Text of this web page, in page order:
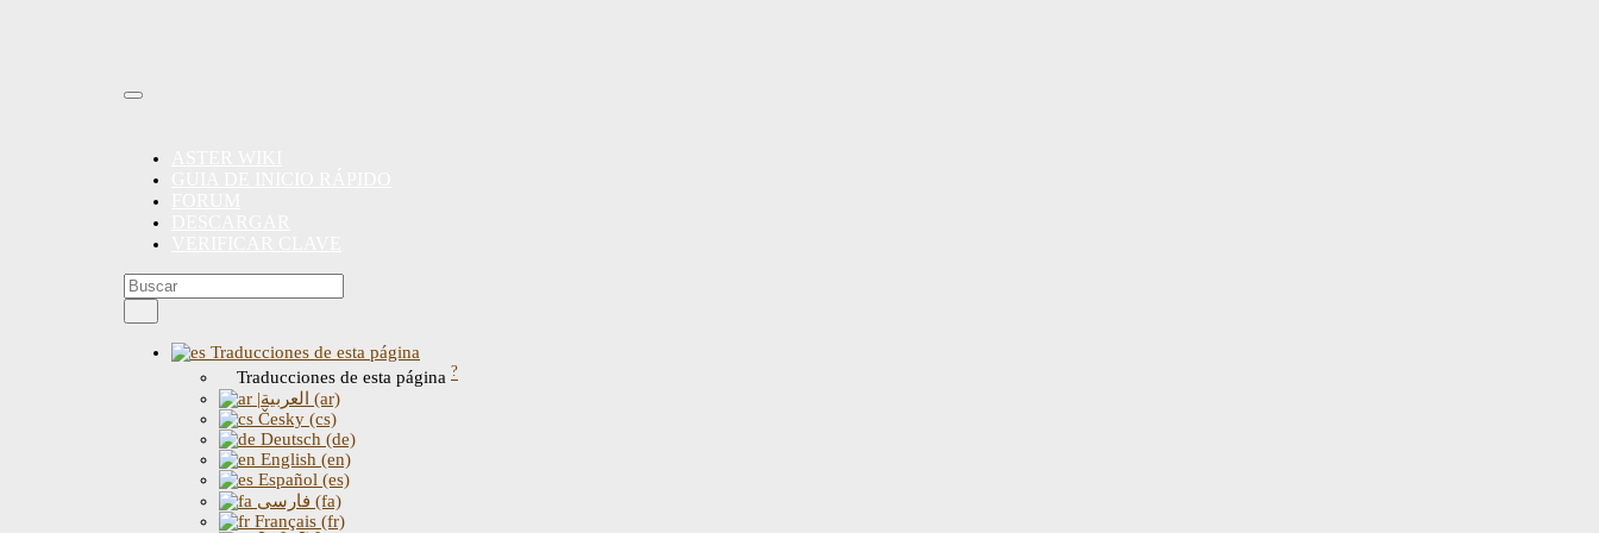
Traducciones de esta página
Traducciones de esta página ?
|العربية (ar)
Česky (cs)
Deutsch (de)
English (en)
Español (es)
فارسی (fa)
Français (fr)